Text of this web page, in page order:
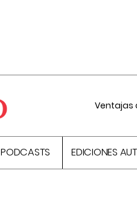
Ventajas
PODCASTS EDICIONES